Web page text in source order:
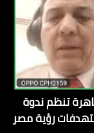
تنظم ندوة
رؤية مصر